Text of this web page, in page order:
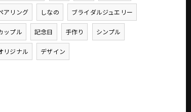
アリング しなの ブライダルジュエリー
ップル 記念日 手作り シンプル
リジナル デザイン